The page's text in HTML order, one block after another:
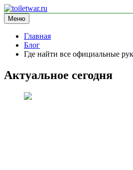
Перейти
к
содержимому
toiletwar.ru
информационный сайт
Меню
Главная
Блог
Где найти все официальные
Актуальное сегодня